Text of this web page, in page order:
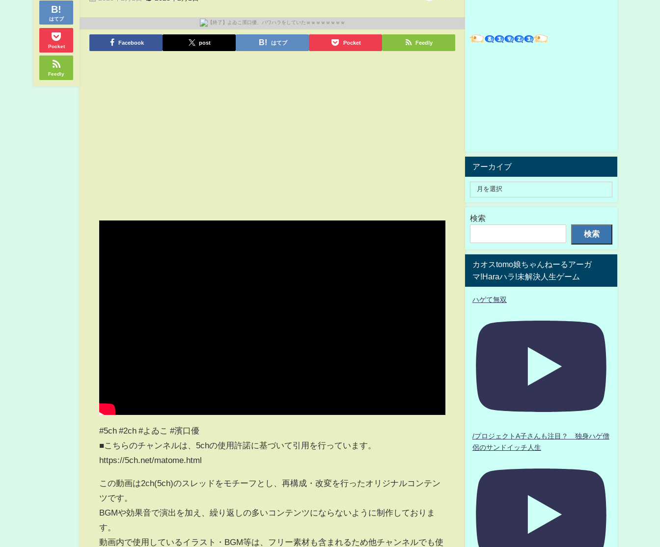
はてブ
Pocket
Feedly
Facebook post はてブ Pocket Feedly
#5ch #2ch #よゐこ #濱口優
■こちらのチャンネルは、5chの使用許諾に基づいて引用を行っています。
https://5ch.net/matome.html
この動画は2ch(5ch)のスレッドをモチーフとし、再構成・改変を行ったオリジナルコンテン
ツです。
BGMや効果音で演出を加え、繰り返しの多いコンテンツにならないように制作しておりま
す。
動画内で使用しているイラスト・BGM等は、フリー素材も含まれるため他チャンネルでも使
アーカイブ
検索
検索
カオスtomo娘ちゃんねーるアーガ
マ!Haraハラ!未解決人生ゲーム
ハゲて無双
/プロジェクトA子さんも注目？ 独身ハゲ僧
侶のサンドイッチ人生